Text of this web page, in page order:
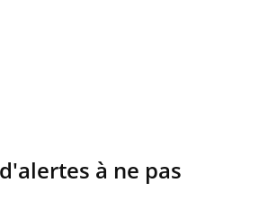
à ne pas